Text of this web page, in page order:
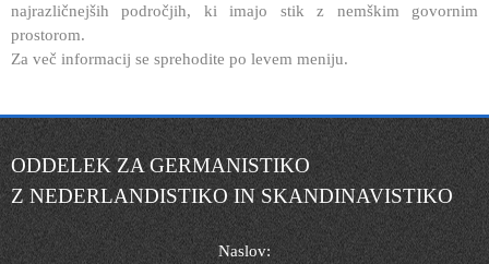
najrazličnejših področjih, ki imajo stik z nemškim govornim
prostorom.
Za več informacij se sprehodite po levem meniju.
ODDELEK ZA GERMANISTIKO
Z NEDERLANDISTIKO IN SKANDINAVISTIKO
Naslov: